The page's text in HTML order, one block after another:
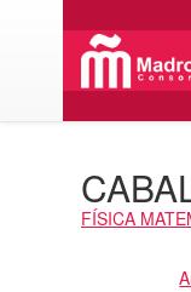
FÍSICA